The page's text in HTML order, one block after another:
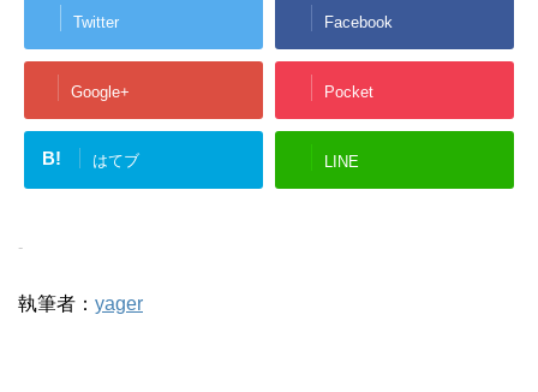
Twitter Facebook
Google+ Pocket
B! はてブ LINE
-
執筆者： yager